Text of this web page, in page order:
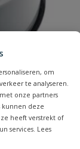
om
te analyseren.
onze partners
kunnen deze
heeft verstrekt of
services. Lees
75 t/m 200